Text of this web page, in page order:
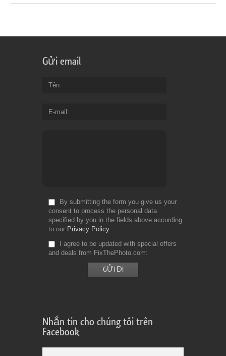
Gửi email
Tên
E-mail
By submitting the form you give us your
consent to process the personal data
specified by you in the fields above according
to our Privacy Policy
I agree to be updated with special offers
and deals from FixThePhoto.com
Nhắn tin cho chúng tôi trên
Facebook